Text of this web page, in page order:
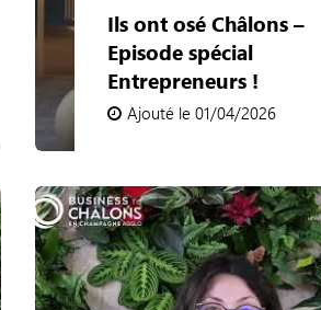
Ils ont osé Châlons –
Episode spécial
Entrepreneurs !
Ajouté le 01/04/2026